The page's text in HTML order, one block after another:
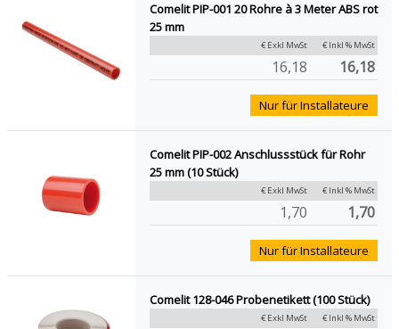
Comelit PIP-001 20 Rohre à 3 Meter ABS rot
25 mm
€ Exkl MwSt € Inkl % MwSt
16,18 16,18
Nur für Installateure
Comelit PIP-002 Anschlussstück für Rohr
25 mm (10 Stück)
€ Exkl MwSt € Inkl % MwSt
1,70 1,70
Nur für Installateure
Comelit 128-046 Probenetikett (100 Stück)
€ Exkl MwSt € Inkl % MwSt